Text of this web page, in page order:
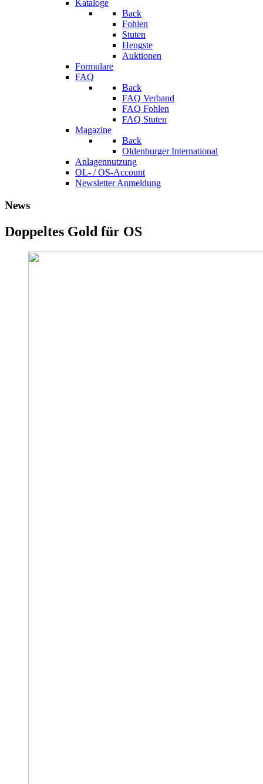
Kataloge
Back
Fohlen
Stuten
Hengste
Auktionen
Formulare
FAQ
Back
FAQ Verband
FAQ Fohlen
FAQ Stuten
Magazine
Back
Oldenburger International
Anlagennutzung
OL- / OS-Account
Newsletter Anmeldung
News
Doppeltes Gold für OS